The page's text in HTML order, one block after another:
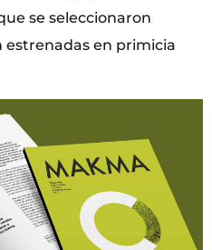
se seleccionaron
en primicia